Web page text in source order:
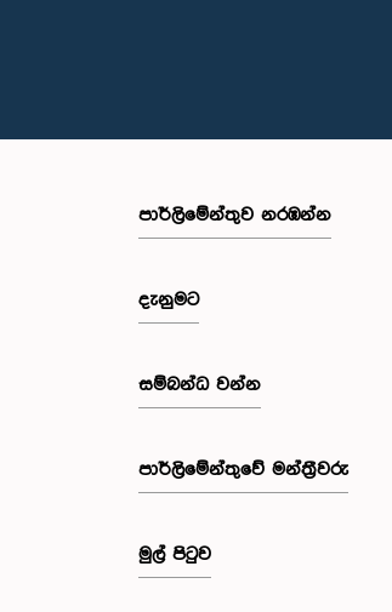
පාර්ලි‌මේන්තුව නරඹන්න
දැනුමට
සම්බන්ධ වන්න
පාර්ලි‌මේන්තුවේ මන්ත්‍රීවරු
මුල් පිටුව